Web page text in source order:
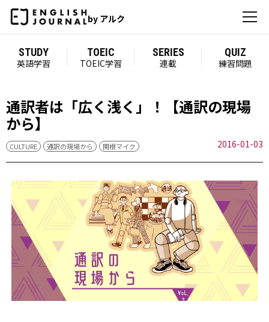
by アルク
STUDY
英語学習
TOEIC
TOEIC学習
SERIES
連載
QUIZ
練習問題
通訳者は「広く浅く」！【通訳の現場
から】
CULTURE 通訳の現場から 関根マイク 2016-01-03